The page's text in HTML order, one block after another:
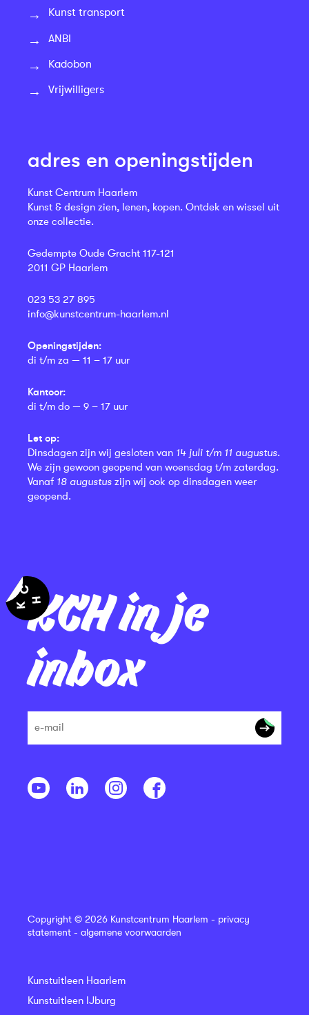
KCH in je
inbox
Kunst transport
ANBI
Kadobon
Vrijwilligers
adres en openingstijden
Kunst Centrum Haarlem
Kunst & design zien, lenen, kopen. Ontdek en wissel uit
onze collectie.
Gedempte Oude Gracht 117-121
2011 GP Haarlem
023 53 27 895
info@kunstcentrum-haarlem.nl
Openingstijden:
di t/m za — 11 – 17 uur
Kantoor:
di t/m do — 9 – 17 uur
Let op:
Dinsdagen zijn wij gesloten van 14 juli t/m 11 augustus.
We zijn gewoon geopend van woensdag t/m zaterdag.
Vanaf 18 augustus zijn wij ook op dinsdagen weer
geopend.
Copyright © 2026 Kunstcentrum Haarlem - privacy
statement - algemene voorwaarden
Kunstuitleen Haarlem
Kunstuitleen IJburg